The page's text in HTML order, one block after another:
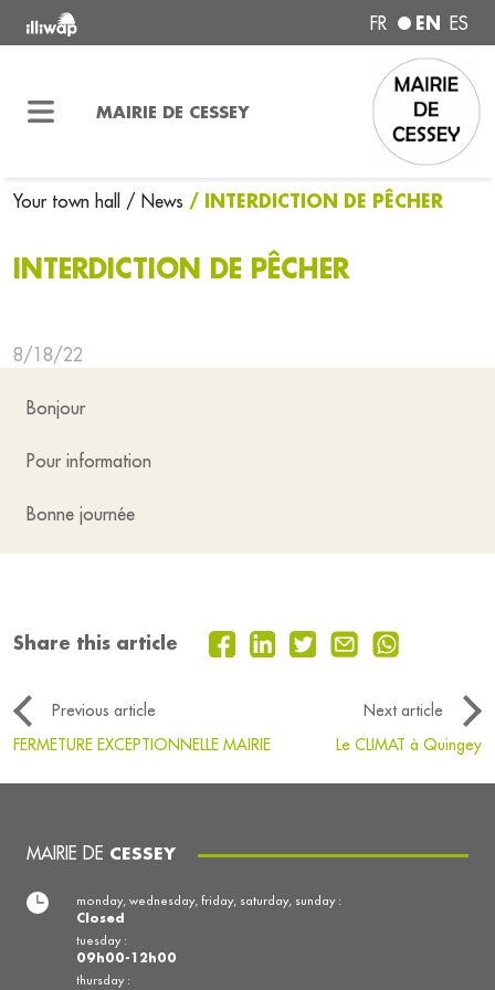
FR EN ES
MAIRIE DE CESSEY
Your town hall / News / INTERDICTION DE PÊCHER
INTERDICTION DE PÊCHER
8/18/22
Bonjour
Pour information
Bonne journée
Share this article
Previous article
Next article
FERMETURE EXCEPTIONNELLE MAIRIE
Le CLIMAT à Quingey
MAIRIE DE CESSEY
monday, wednesday, friday, saturday, sunday :
Closed
tuesday :
09h00-12h00
thursday :